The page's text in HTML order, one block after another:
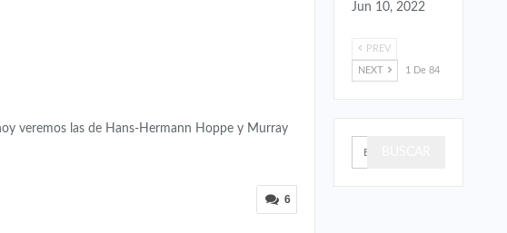
veremos las de Hans-Hermann Hoppe y Murray
6
Jun 10, 2022
PREV
NEXT 1 De 84